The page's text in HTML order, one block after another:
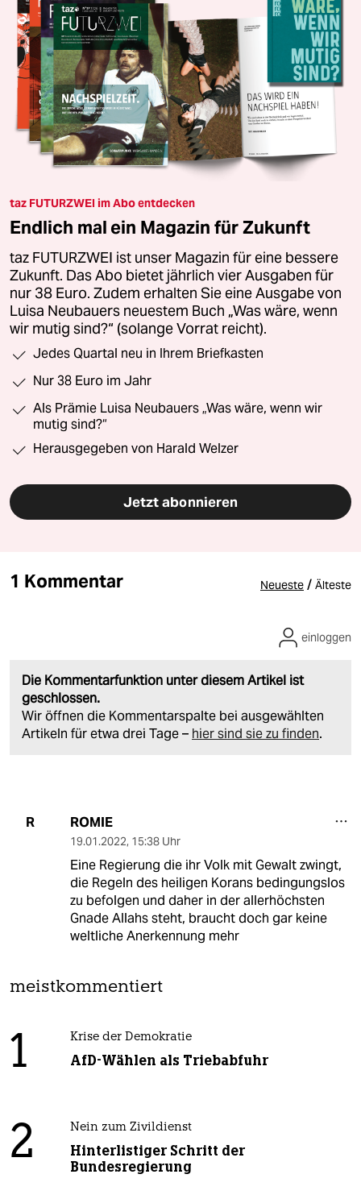
taz FUTURZWEI im Abo entdecken
Endlich mal ein Magazin für Zukunft
taz FUTURZWEI ist unser Magazin für eine bessere
Zukunft. Das Abo bietet jährlich vier Ausgaben für
nur 38 Euro. Zudem erhalten Sie eine Ausgabe von
Luisa Neubauers neuestem Buch „Was wäre, wenn
wir mutig sind?“ (solange Vorrat reicht).
Jedes Quartal neu in Ihrem Briefkasten
Nur 38 Euro im Jahr
Als Prämie Luisa Neubauers „Was wäre, wenn wir
mutig sind?“
Herausgegeben von Harald Welzer
Jetzt abonnieren
1 Kommentar Neueste / Älteste
Die Kommentarfunktion unter diesem Artikel ist
geschlossen.
Wir öffnen die Kommentarspalte bei ausgewählten
Artikeln für etwa drei Tage – hier sind sie zu finden.
einloggen
R ROMIE
19.01.2022, 15:38 Uhr
Eine Regierung die ihr Volk mit Gewalt zwingt,
die Regeln des heiligen Korans bedingungslos
zu befolgen und daher in der allerhöchsten
Gnade Allahs steht, braucht doch gar keine
weltliche Anerkennung mehr
meistkommentiert
1 Krise der Demokratie
AfD-Wählen als Triebabfuhr
2 Nein zum Zivildienst
Hinterlistiger Schritt der
Bundesregierung